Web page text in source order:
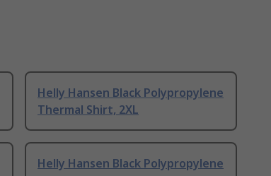
Helly Hansen Black Polypropylene
Thermal Shirt, 2XL
Helly Hansen Black Polypropylene